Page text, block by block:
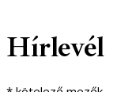
Hírlevél